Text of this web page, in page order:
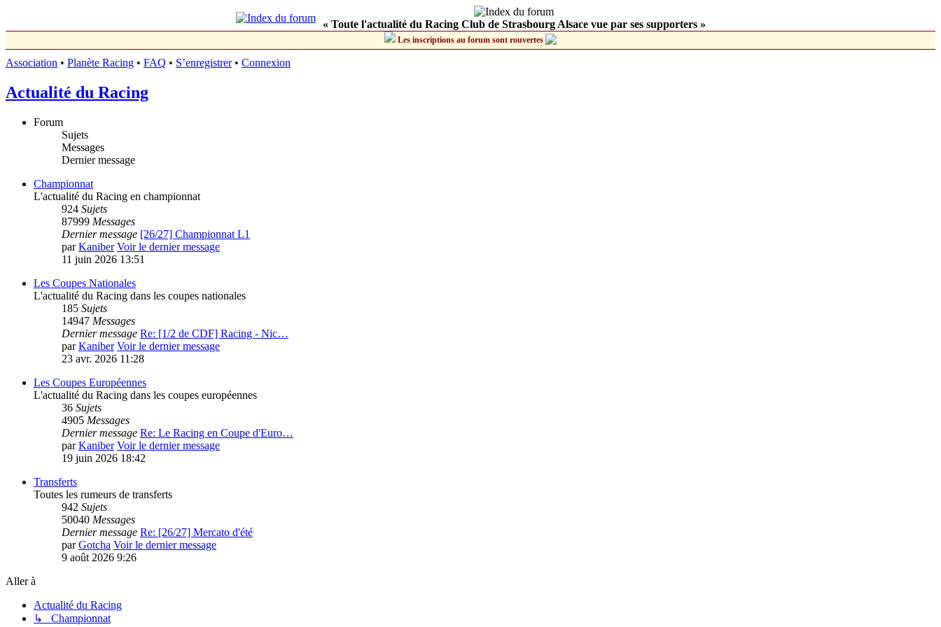
« Toute l'actualité du Racing Club de Strasbourg Alsace vue par ses supporters »
Les inscriptions au forum sont rouvertes
Association • Planète Racing • FAQ • S’enregistrer• Connexion
Actualité du Racing
Forum
Sujets
Messages
Dernier message
Championnat
L'actualité du Racing en championnat
924 Sujets
87999 Messages
Dernier message [26/27] Championnat L1
parKaniber Voir le dernier message
11 juin 2026 13:51
Les Coupes Nationales
L'actualité du Racing dans les coupes nationales
185 Sujets
14947 Messages
Dernier message Re: [1/2 de CDF] Racing - Nic…
parKaniber Voir le dernier message
23 avr. 2026 11:28
Les Coupes Européennes
L'actualité du Racing dans les coupes européennes
36 Sujets
4905 Messages
Dernier message Re: Le Racing en Coupe d'Euro…
parKaniber Voir le dernier message
19 juin 2026 18:42
Transferts
Toutes les rumeurs de transferts
942 Sujets
50040 Messages
Dernier message Re: [26/27] Mercato d'été
parGotcha Voir le dernier message
9 août 2026 9:26
Aller à
Actualité du Racing
↳ Championnat